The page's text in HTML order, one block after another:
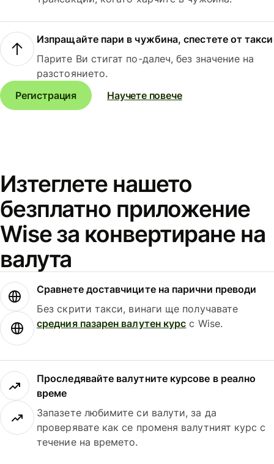
Изпращайте пари в чужбина, спестете от такси
Парите Ви стигат по-далеч, без значение на
разстоянието.
Регистрация
Научете повече
Изтеглете нашето
безплатно приложение
Wise за конвертиране на
валута
Сравнете доставчиците на парични преводи
Без скрити такси, винаги ще получавате
средния пазарен валутен курс с Wise.
Проследявайте валутните курсове в реално
време
Запазете любимите си валути, за да
проверявате как се променя валутният курс с
течение на времето.